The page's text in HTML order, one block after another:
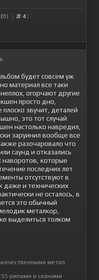
4
будет совсем уж
материал все таки
огорчают другие
просто дно,
плоско звучит, деталей
это тот случай
настолько навредил,
заруинил вообще все
разочаровало что
саунд и отказались
наворотов, которые
последних лет
отсутствуют в
даже и технических
не осталось, в
это обычный
металкор,
выделиться толком
метал
рипами и сканами